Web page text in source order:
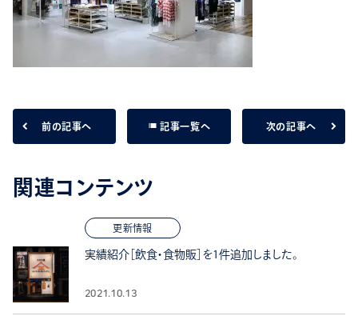
前の記事へ list 記事一覧へ 次の記事へ
関連コンテンツ
更新情報
実績紹介［飲食・食物販］を1件追加しました。
2021.10.13